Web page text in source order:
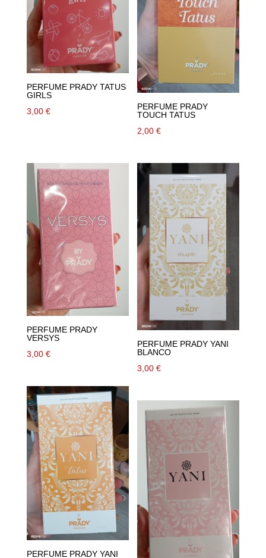
PERFUME PRADY TATUS
GIRLS
3,00 €
PERFUME PRADY
TOUCH TATUS
2,00€
PERFUME PRADY
VERSYS
3,00 €
PERFUME PRADY YANI
BLANCO
3,00€
PERFUME PRADY YANI